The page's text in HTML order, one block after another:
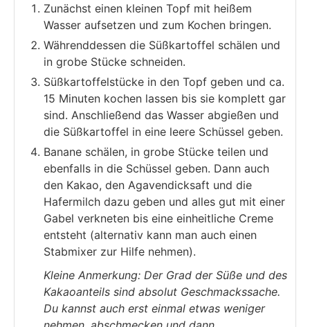
Zunächst einen kleinen Topf mit heißem
Wasser aufsetzen und zum Kochen bringen.
Währenddessen die Süßkartoffel schälen und
in grobe Stücke schneiden.
Süßkartoffelstücke in den Topf geben und ca.
15 Minuten kochen lassen bis sie komplett gar
sind. Anschließend das Wasser abgießen und
die Süßkartoffel in eine leere Schüssel geben.
Banane schälen, in grobe Stücke teilen und
ebenfalls in die Schüssel geben. Dann auch
den Kakao, den Agavendicksaft und die
Hafermilch dazu geben und alles gut mit einer
Gabel verkneten bis eine einheitliche Creme
entsteht (alternativ kann man auch einen
Stabmixer zur Hilfe nehmen).
Kleine Anmerkung: Der Grad der Süße und des
Kakaoanteils sind absolut Geschmackssache.
Du kannst auch erst einmal etwas weniger